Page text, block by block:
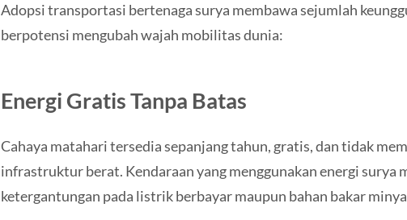
Adopsi transportasi bertenaga surya membawa sejumlah
berpotensi mengubah wajah mobilitas dunia:
Energi Gratis Tanpa Batas
Cahaya matahari tersedia sepanjang tahun, gratis, dan tidak
infrastruktur berat. Kendaraan yang menggunakan energi surya
ketergantungan pada listrik berbayar maupun bahan bakar